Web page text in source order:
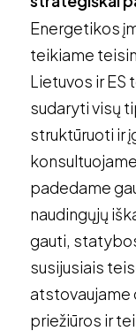
Energetikos
teikiame
Lietuvos ir
sudaryti visų
struktūruoti ir
padedame
naudingųjų
gauti,
susijusiais
atstovaujame
priežiūros ir